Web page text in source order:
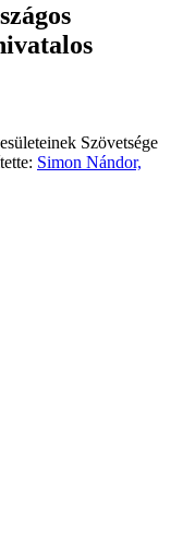
Szövetsége
Simon Nándor,